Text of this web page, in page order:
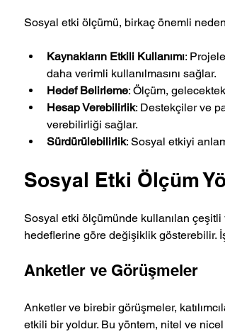
Sosyal etki ölçümü, birkaç önemli
Kaynakların Etkili Kullanımı:
daha verimli kullanılmasını sağlar.
Hedef Belirleme: Ölçüm,
Hesap Verebilirlik: Destekçiler ve
verebilirliği sağlar.
Sürdürülebilirlik: Sosyal etkiyi
Sosyal Etki Ölçüm
Sosyal etki ölçümünde kullanılan
hedeflerine göre değişiklik gösterebilir.
Anketler ve Görüşmeler
Anketler ve birebir görüşmeler,
etkili bir yoldur. Bu yöntem, nitel ve